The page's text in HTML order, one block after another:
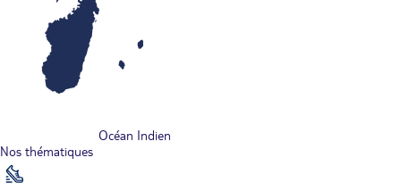
Océan Indien
Nos thématiques